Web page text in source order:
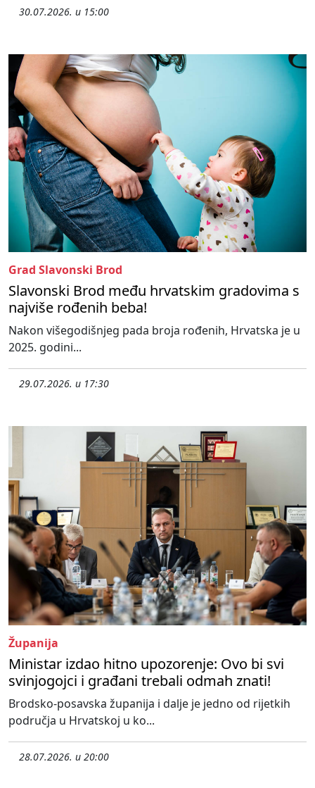
30.07.2026. u 15:00
Grad Slavonski Brod
Slavonski Brod među hrvatskim gradovima s
najviše rođenih beba!
Nakon višegodišnjeg pada broja rođenih, Hrvatska je u
2025. godini...
29.07.2026. u 17:30
Županija
Ministar izdao hitno upozorenje: Ovo bi svi
svinjogojci i građani trebali odmah znati!
Brodsko-posavska županija i dalje je jedno od rijetkih
područja u Hrvatskoj u ko...
28.07.2026. u 20:00